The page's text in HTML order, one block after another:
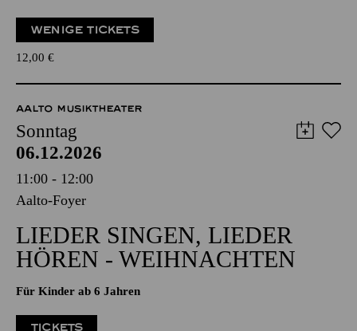
Für Kinder von 3 bis 6 Jahren
12,00€
AALTO MUSIKTHEATER
Sonntag
06.12.2026
11:00 - 12:00
Aalto-Foyer
LIEDER SINGEN, LIEDER